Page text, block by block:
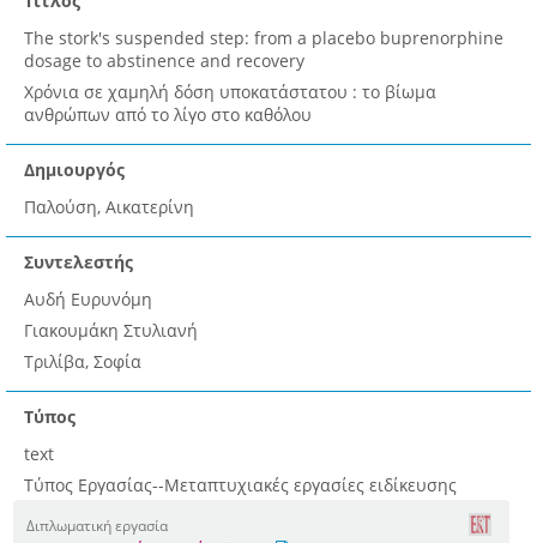
The stork's suspended step: from a placebo buprenorphine
dosage to abstinence and recovery
Χρόνια σε χαμηλή δόση υποκατάστατου : το βίωμα
ανθρώπων από το λίγο στο καθόλου
Δημιουργός
Παλούση, Αικατερίνη
Συντελεστής
Αυδή Ευρυνόμη
Γιακουμάκη Στυλιανή
Τριλίβα, Σοφία
Τύπος
text
Τύπος Εργασίας--Μεταπτυχιακές εργασίες ειδίκευσης
Διπλωματική εργασία